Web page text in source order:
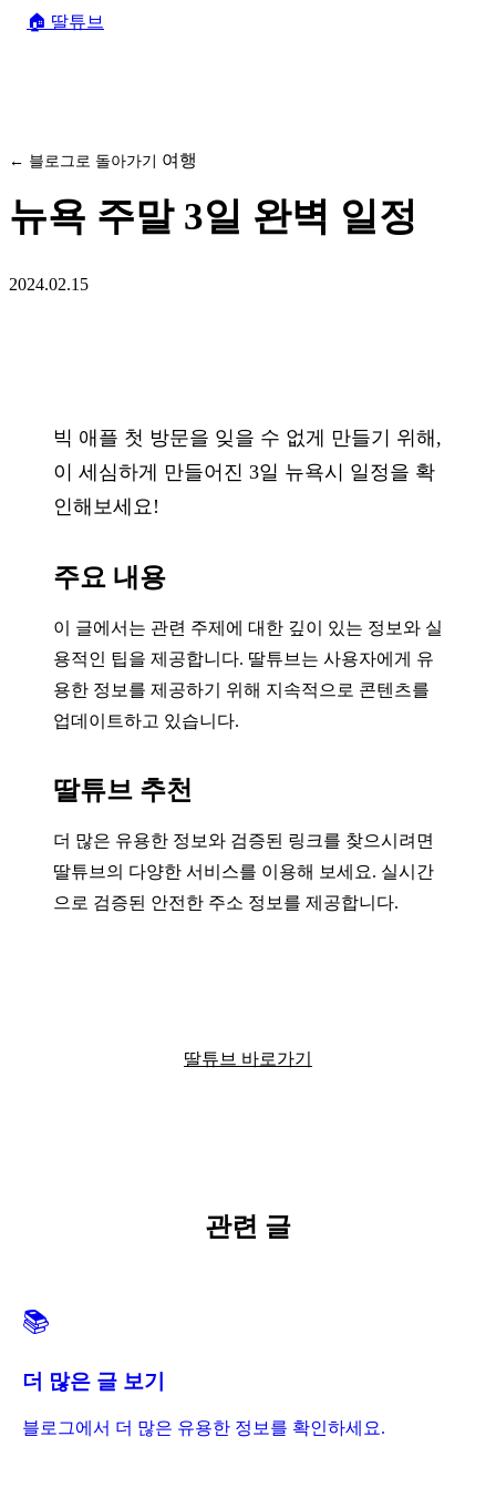
🏠 딸튜브
← 블로그로 돌아가기 여행
뉴욕 주말 3일 완벽 일정
2024.02.15
빅 애플 첫 방문을 잊을 수 없게 만들기 위해,
이 세심하게 만들어진 3일 뉴욕시 일정을 확
인해보세요!
주요 내용
이 글에서는 관련 주제에 대한 깊이 있는 정보와 실
용적인 팁을 제공합니다. 딸튜브는 사용자에게 유
용한 정보를 제공하기 위해 지속적으로 콘텐츠를
업데이트하고 있습니다.
딸튜브 추천
더 많은 유용한 정보와 검증된 링크를 찾으시려면
딸튜브의 다양한 서비스를 이용해 보세요. 실시간
으로 검증된 안전한 주소 정보를 제공합니다.
딸튜브 바로가기
관련 글
📚
더 많은 글 보기
블로그에서 더 많은 유용한 정보를 확인하세요.